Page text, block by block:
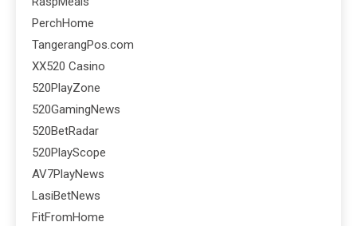
PerchHome
TangerangPos.com
XX520 Casino
520PlayZone
520GamingNews
520BetRadar
520PlayScope
AV7PlayNews
LasiBetNews
FitFromHome